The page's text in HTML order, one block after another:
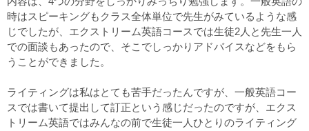
時はスピーキングもクラス全体単位で先生がみているような感
じでしたが、エクストリーム英語コースでは生徒2人と先生一人
での面談もあったので、そこでしっかりアドバイスなどをもら
うことができました。
ライティングは私はとても苦手だったんですが、一般英語コー
スでは書いて提出して訂正という感じだったのですが、エクス
トリーム英語ではみんなの前で生徒一人ひとりのライティング